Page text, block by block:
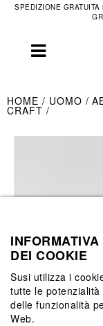
SPEDIZIONE
HOME UOMO
CRAFT
DEI COOKIE
Susi utilizza i
tutte le
delle funzionalità
Web.